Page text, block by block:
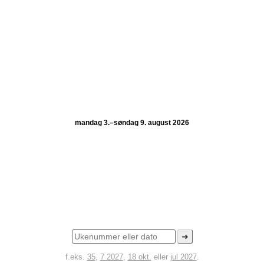
mandag 3.–søndag 9. august 2026
➜
f.eks. 35, 7 2027, 18 okt. eller jul 2027.